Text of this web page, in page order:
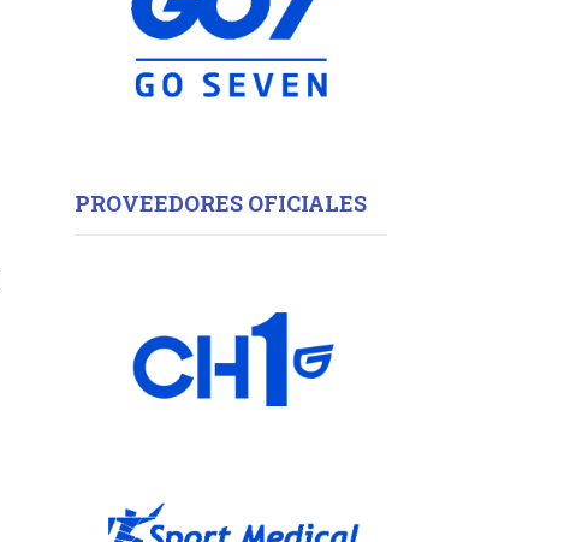
PROVEEDORES OFICIALES